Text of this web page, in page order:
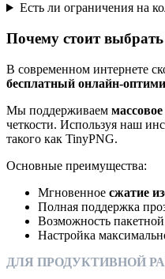
Есть ли ограничения на
Почему стоит
В современном интернете
бесплатный онлайн-
Мы поддерживаем
четкости. Используя наш
такого как TinyPNG.
Основные преимущества:
Мгновенное сжатие
Полная поддержка
Возможность пакетной
Настройка
ДЛЯ ПРОДУКТИВНОЙ